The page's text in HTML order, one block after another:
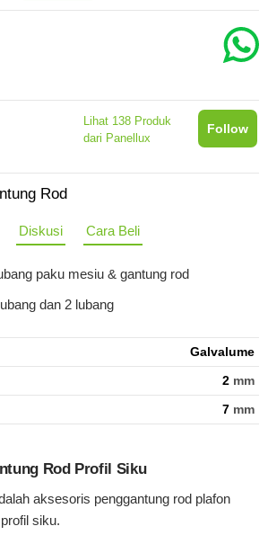
Lihat 138 Produk
dari Panellux
Follow
Rod
Diskusi Cara Beli
paku mesiu & gantung rod
dan 2 lubang
Galvalume
2 mm
7 mm
Rod Profil Siku
aksesoris penggantung rod plafon
siku.